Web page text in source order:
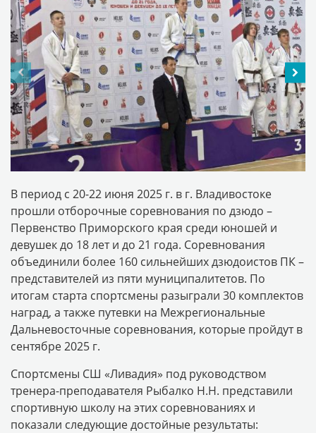
В период с 20-22 июня 2025 г. в г. Владивостоке
прошли отборочные соревнования по дзюдо –
Первенство Приморского края среди юношей и
девушек до 18 лет и до 21 года. Соревнования
объединили более 160 сильнейших дзюдоистов ПК –
представителей из пяти муниципалитетов. По
итогам старта спортсмены разыграли 30 комплектов
наград, а также путевки на Межрегиональные
Дальневосточные соревнования, которые пройдут в
сентябре 2025 г.
Спортсмены СШ «Ливадия» под руководством
тренера-преподавателя Рыбалко Н.Н. представили
спортивную школу на этих соревнованиях и
показали следующие достойные результаты: